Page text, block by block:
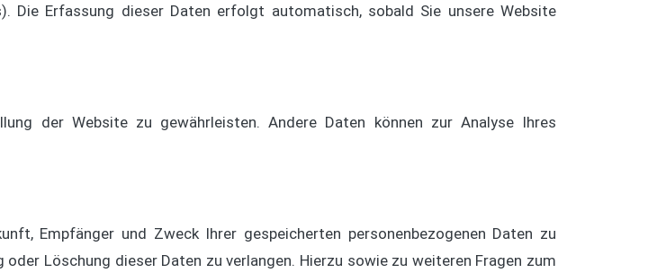
Die Erfassung dieser Daten erfolgt automatisch, sobald Sie unsere Website
der Website zu gewährleisten. Andere Daten können zur Analyse Ihres
Empfänger und Zweck Ihrer gespeicherten personenbezogenen Daten zu
Löschung dieser Daten zu verlangen. Hierzu sowie zu weiteren Fragen zum